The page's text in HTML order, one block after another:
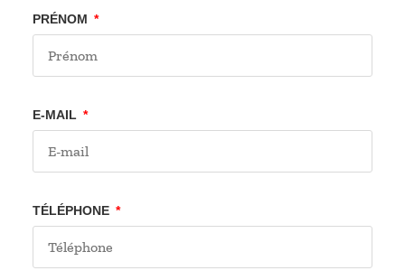
PRÉNOM
E-MAIL
TÉLÉPHONE